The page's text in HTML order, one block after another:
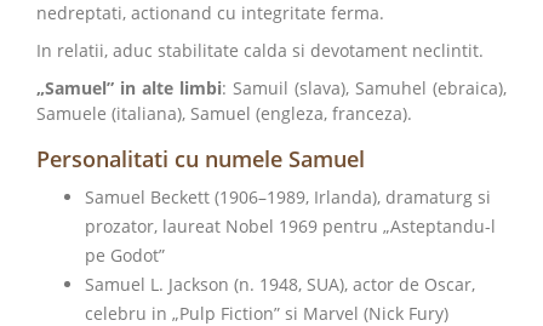
nedreptati, actionand cu integritate ferma.
In relatii, aduc stabilitate calda si devotament neclintit.
„Samuel” in alte limbi: Samuil (slava), Samuhel (ebraica),
Samuele (italiana), Samuel (engleza, franceza).
Personalitati cu numele Samuel
Samuel Beckett (1906–1989, Irlanda), dramaturg si
prozator, laureat Nobel 1969 pentru „Asteptandu-l
pe Godot”
Samuel L. Jackson (n. 1948, SUA), actor de Oscar,
celebru in „Pulp Fiction” si Marvel (Nick Fury)